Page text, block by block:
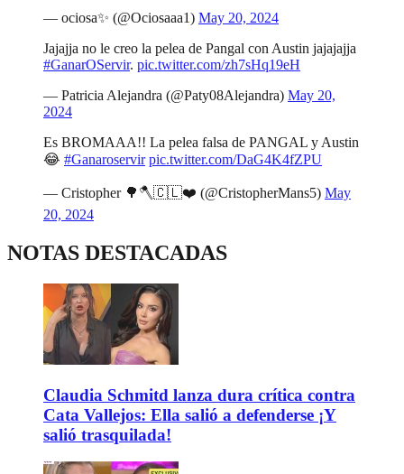
— ociosa✨ (@Ociosaaa1) May 20, 2024
Jajajja no le creo la pelea de Pangal con Austin jajajajja
#GanarOServir. pic.twitter.com/zh7sHq19eH
— Patricia Alejandra (@Paty08Alejandra) May 20,
2024
Es BROMAAA!! La pelea falsa de PANGAL y Austin
😂 #Ganaroservir pic.twitter.com/DaG4K4fZPU
— Cristopher 🌳🪓🇨🇱❤️ (@CristopherMans5) May
20, 2024
NOTAS DESTACADAS
Claudia Schmitd lanza dura crítica contra
Cata Vallejos: Ella salió a defenderse ¡Y
salió trasquilada!